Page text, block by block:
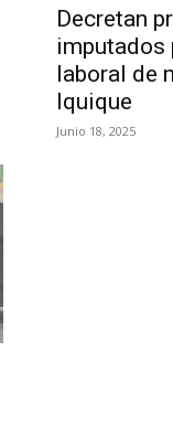
Decretan
imputados
laboral de
Iquique
Junio 18, 2025